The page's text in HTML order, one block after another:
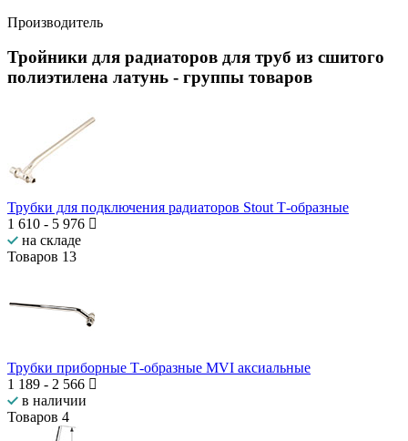
Производитель
Тройники для радиаторов для труб из сшитого
полиэтилена латунь - группы товаров
Трубки для подключения радиаторов Stout Т-образные
1 610 - 5 976
на складе
Товаров 13
Трубки приборные Т-образные MVI аксиальные
1 189 - 2 566
в наличии
Товаров 4